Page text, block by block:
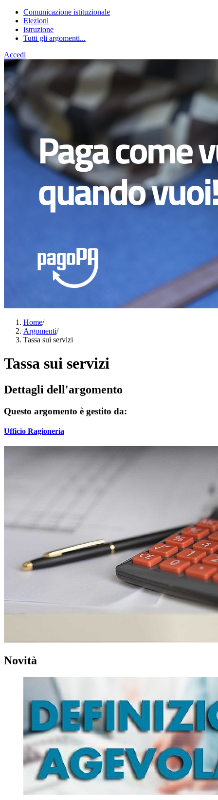
Comunicazione istituzionale
Elezioni
Istruzione
Tutti gli argomenti...
Accedi
Home/
Argomenti/
Tassa sui servizi
Tassa sui servizi
Dettagli dell'argomento
Questo argomento è gestito da:
Ufficio Ragioneria
Novità